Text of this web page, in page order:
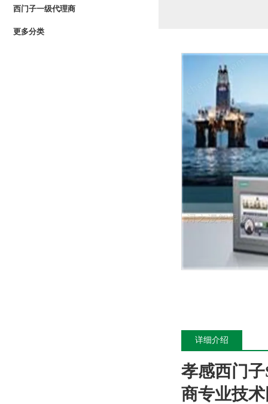
西门子一级代理商
更多分类
详细介绍
孝感西门
商专业技